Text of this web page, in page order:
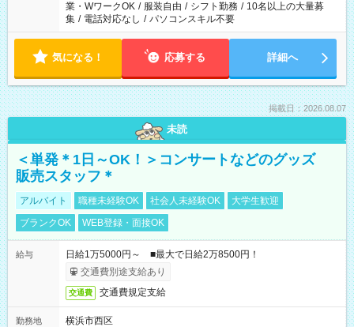
業・WワークOK / 服装自由 / シフト勤務 / 10名以上の大量募
集 / 電話対応なし / パソコンスキル不要
気になる！ 応募する 詳細へ
掲載日：2026.08.07
未読
＜単発＊1日～OK！＞コンサートなどのグッズ
販売スタッフ＊
アルバイト 職種未経験OK 社会人未経験OK
大学生歓迎
ブランクOK
WEB登録・面接OK
給与
日給1万5000円～ ■最大で日給2万8500円！
交通費別途支給あり
交通費 交通費規定支給
勤務地
横浜市西区